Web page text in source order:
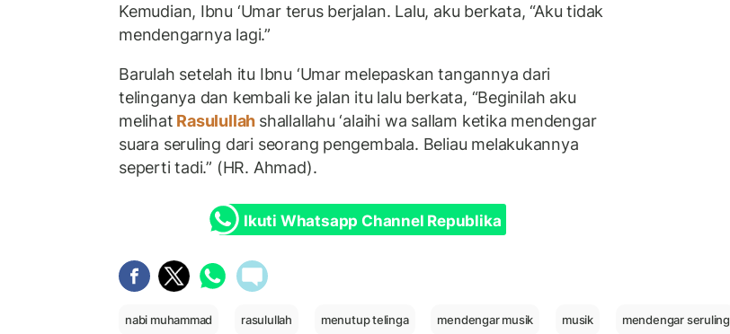
Kemudian, Ibnu ‘Umar terus berjalan. Lalu, aku berkata, “Aku tidak
mendengarnya lagi.”
Barulah setelah itu Ibnu ‘Umar melepaskan tangannya dari
telinganya dan kembali ke jalan itu lalu berkata, “Beginilah aku
melihat Rasulullah shallallahu ‘alaihi wa sallam ketika mendengar
suara seruling dari seorang pengembala. Beliau melakukannya
seperti tadi.” (HR. Ahmad).
Ikuti Whatsapp Channel Republika
nabi muhammad rasulullah menutup telinga mendengar musik musik mendengar seruling